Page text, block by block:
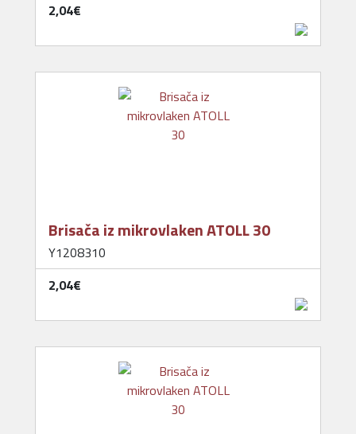
2,04‎€
Brisača iz mikrovlaken ATOLL 30
Y1208310
2,04‎€